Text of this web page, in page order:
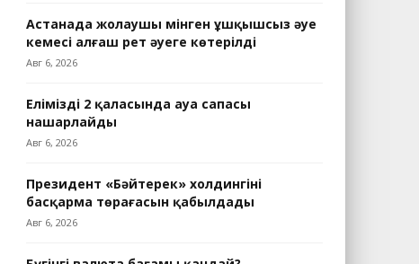
Астанада жолаушы мінген ұшқышсыз әуе
кемесі алғаш рет әуеге көтерілді
Авг 6, 2026
Еліміздің 2 қаласында ауа сапасы
нашарлайды
Авг 6, 2026
Президент «Бәйтерек» холдингінің
басқарма төрағасын қабылдады
Авг 6, 2026